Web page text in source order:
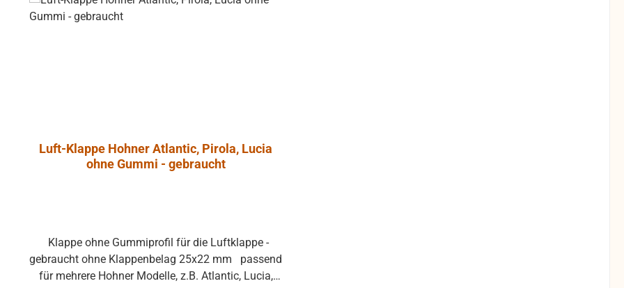
Luft-Klappe Hohner Atlantic, Pirola, Lucia
ohne Gummi - gebraucht
gebraucht ohne Klappenbelag 25x22 mm passend
für mehrere Hohner Modelle, z.B. Atlantic, Lucia,